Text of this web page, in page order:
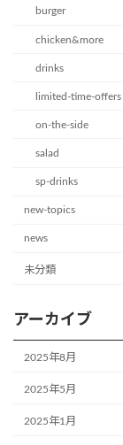
burger
chicken&more
drinks
limited-time-offers
on-the-side
salad
sp-drinks
new-topics
news
未分類
アーカイブ
2025年8月
2025年5月
2025年1月